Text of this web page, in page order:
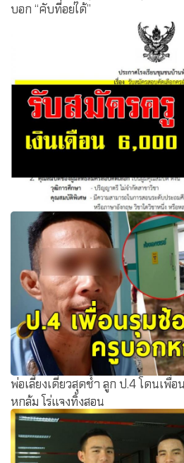
บอก “คับที่อยู่ได้”
รับสมัครครูอัตราจ้าง วุฒิป.ตรีทุกส
(หกพันบาท) - สมัครออนไลน์
พ่อเลี้ยงเดี่ยวสุดช้ำ ลูก ป.4 โดนเพื่
หกล้ม โร่แจงทิ้งสอน